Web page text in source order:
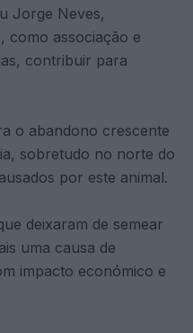
Jorge Neves,
como associação e
contribuir para
o abandono crescente
sobretudo no norte do
por este animal.
deixaram de semear
uma causa de
impacto económico e